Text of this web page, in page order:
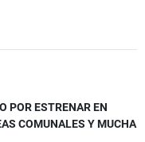
POR ESTRENAR EN
COMUNALES Y MUCHA